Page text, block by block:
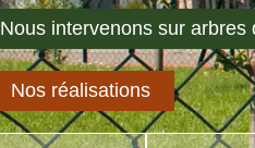
Nous intervenons sur
Nos réalisations